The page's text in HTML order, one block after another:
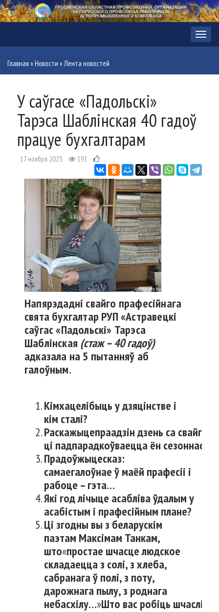
Меню
Главная »Новости »Лента новостей
У саўгасе «Падольскі»
Тарэса Шаблінская 40 гадоў
працуе бухгалтарам
17 ноября 2025 191
Напярэдадні свайго прафесійнага
свята бухгалтар РУП «Астравецкі
саўгас «Падольскі» Тарэса
Шаблінская (стаж – 40 гадоў)
адказала на 5 пытанняў аб
галоўным.
Кімхацелібыцьудзяцінстве і
кім сталі?
Раскажыцепраадзіндзень сасвайго
ці падпарадкоўваеццаён сезоннасці
Прадоўжыцесказ:
самаегалоўнаеўмаёй прафесіі і
рабоце –гэта…
Які год лічыце асабліва ўдалым у
асабістым і прафесійным плане?
Ці згодны вы з беларускім
паэтам Максімам Танкам,
што«простае шчасце людское
складаецца з солі, з хлеба,
сабранага ў полі, з поту,
дарожнага пылу, з роднага
небасхілу…»Што васробіць